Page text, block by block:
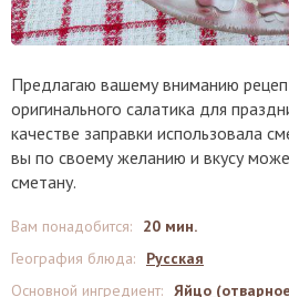
Предлагаю вашему вниманию
оригинального салатика для
качестве заправки использовала
вы по своему желанию и вкусу
сметану.
Вам понадобится:
20 мин.
География блюда:
Русская
Основной ингредиент: Яйцо